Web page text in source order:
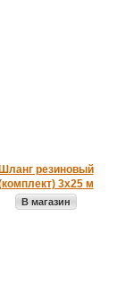
Шланг резиновый
3х25 м
В магазин